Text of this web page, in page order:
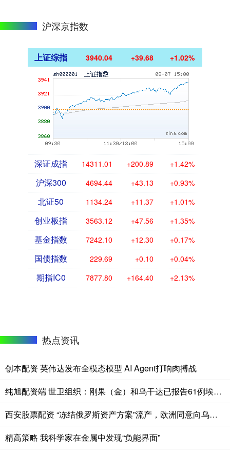
沪深京指数
上证综指 3940.04 +39.68 +1.02%
深证成指 14311.01 +200.89 +1.42%
沪深300 4694.44 +43.13 +0.93%
北证50 1134.24 +11.37 +1.01%
创业板指 3563.12 +47.56 +1.35%
基金指数 7242.10 +12.30 +0.17%
国债指数 229.69 +0.10 +0.04%
期指IC0 7877.80 +164.40 +2.13%
热点资讯
创本配资 英伟达发布全模态模型 AI Agent打响肉搏战
纯旭配资端 世卫组织：刚果（金）和乌干达已报告61例埃博拉死亡病例
西安股票配资 “冻结俄罗斯资产方案”流产，欧洲同意向乌克兰提供900亿欧元贷款
精高策略 我科学家在金属中发现“负能界面”